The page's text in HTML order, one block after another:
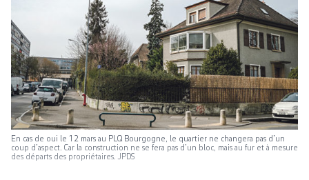
En cas de oui le 12 mars au PLQ Bourgogne, le quartier ne changera pas d’un
coup d’aspect. Car la construction ne se fera pas d’un bloc, mais au fur et à mesure
des départs des propriétaires. JPDS